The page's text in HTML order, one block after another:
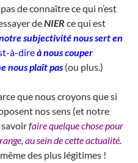
de connaître ce qui n’est
deNIER ce qui est
subjectivité nous sert en
à-direà nous couper
nous plaît pas(ou plus.)
que nous croyons que si
nos sens (et notre
savoirfaire quelque chose pour
au sein de cette actualité.
même des plus légitimes !